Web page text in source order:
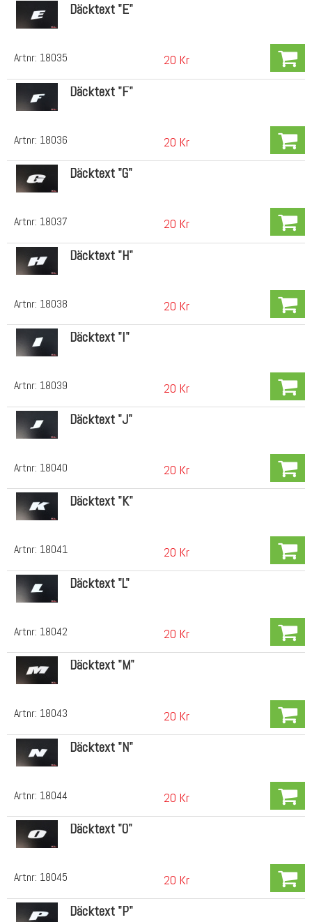
Artnr: 18035
Däcktext "E"
20 Kr
Artnr: 18036
Däcktext "F"
20 Kr
Artnr: 18037
Däcktext "G"
20 Kr
Artnr: 18038
Däcktext "H"
20 Kr
Artnr: 18039
Däcktext "I"
20 Kr
Artnr: 18040
Däcktext "J"
20 Kr
Artnr: 18041
Däcktext "K"
20 Kr
Artnr: 18042
Däcktext "L"
20 Kr
Artnr: 18043
Däcktext "M"
20 Kr
Artnr: 18044
Däcktext "N"
20 Kr
Artnr: 18045
Däcktext "O"
20 Kr
Däcktext "P"